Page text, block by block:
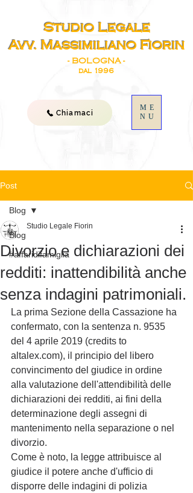
Studio Legale
Avv. Massimiliano Fiorin
- BOLOGNA -
dal 1996
ME
NU
Chiamaci
Post
Blog
#affaridifamiglia
Blog
Divorzio e dichiarazioni dei
redditi: inattendibilità anche
senza indagini patrimoniali.
Studio Legale Fiorin
La prima Sezione della Cassazione ha
confermato, con la sentenza n. 9535
del 4 aprile 2019 (credits to
altalex.com), il principio del libero
convincimento del giudice in ordine
alla valutazione dell'attendibilità delle
dichiarazioni dei redditi, ai fini della
determinazione degli assegni di
mantenimento nella separazione o nel
divorzio.
Come è noto, la legge attribuisce al
giudice il potere anche d'ufficio di
disporre delle indagini di polizia